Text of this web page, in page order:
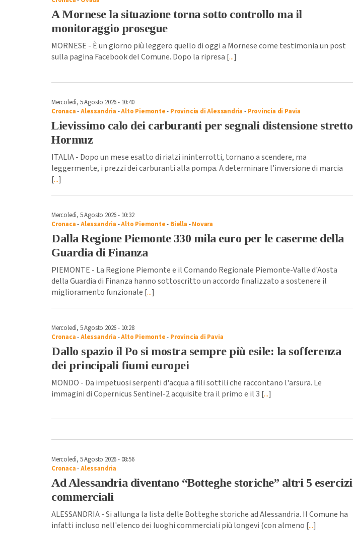
A Mornese la situazione torna sotto controllo ma il
monitoraggio prosegue
MORNESE - È un giorno più leggero quello di oggi a Mornese come testimonia un post
sulla pagina Facebook del Comune. Dopo la ripresa [...]
Mercoledì, 5 Agosto 2026 - 10:40
Cronaca-Alessandria -Alto Piemonte- Provincia di Alessandria - Provincia di Pavia
Lievissimo calo dei carburanti per segnali distensione stretto
Hormuz
ITALIA - Dopo un mese esatto di rialzi ininterrotti, tornano a scendere, ma
leggermente, i prezzi dei carburanti alla pompa. A determinare l’inversione di marcia
[...]
Mercoledì, 5 Agosto 2026 - 10:32
Cronaca-Alessandria -Alto Piemonte- Biella -Novara
Dalla Regione Piemonte 330 mila euro per le caserme della
Guardia di Finanza
PIEMONTE - La Regione Piemonte e il Comando Regionale Piemonte-Valle d'Aosta
della Guardia di Finanza hanno sottoscritto un accordo finalizzato a sostenere il
miglioramento funzionale [...]
Mercoledì, 5 Agosto 2026 - 10:28
Cronaca-Alessandria -Alto Piemonte- Provincia di Pavia
Dallo spazio il Po si mostra sempre più esile: la sofferenza
dei principali fiumi europei
MONDO - Da impetuosi serpenti d'acqua a fili sottili che raccontano l'arsura. Le
immagini di Copernicus Sentinel-2 acquisite tra il primo e il 3 [...]
Mercoledì, 5 Agosto 2026 - 08:56
Cronaca-Alessandria
Ad Alessandria diventano “Botteghe storiche” altri 5 esercizi
commerciali
ALESSANDRIA - Si allunga la lista delle Botteghe storiche ad Alessandria. Il Comune ha
infatti incluso nell'elenco dei luoghi commerciali più longevi (con almeno [...]